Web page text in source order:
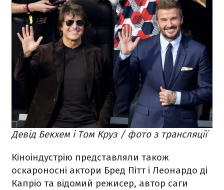
Девід Бекхем і Том Круз / фото з трансляції
Кіноіндустрію представляли також
оскароносні актори Бред Пітт і Леонардо ді
Капріо та відомий режисер, автор саги